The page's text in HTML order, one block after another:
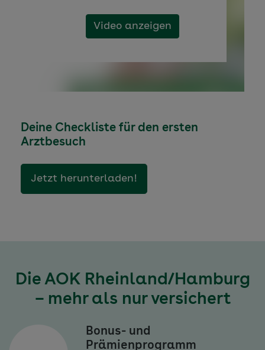
Deine Checkliste für den ersten
Arztbesuch
Jetzt herunterladen!
Die AOK Rheinland/Hamburg
– mehr als nur versichert
Bonus- und
Prämienprogramm